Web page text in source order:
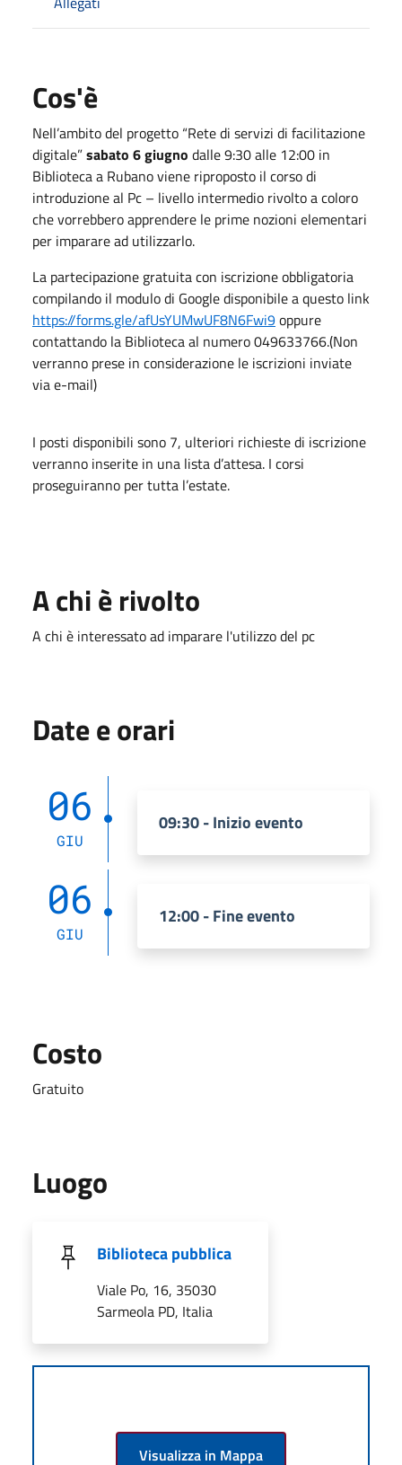
Cos'è
Nell’ambito del progetto “Rete di servizi di facilitazione
digitale”sabato 6 giugno dalle 9:30 alle 12:00 in
Biblioteca a Rubano viene riproposto il corso di
introduzione al Pc – livello intermedio rivolto a coloro
che vorrebbero apprendere le prime nozioni elementari
per imparare ad utilizzarlo.
La partecipazione gratuita con iscrizione obbligatoria
compilando il modulo di Google disponibile a questo link
https://forms.gle/afUsYUMwUF8N6Fwi9oppure
contattando la Biblioteca al numero 049633766.(Non
verranno prese in considerazione le iscrizioni inviate
via e-mail)
I posti disponibili sono 7, ulteriori richieste di iscrizione
verranno inserite in una lista d’attesa. I corsi
proseguiranno per tutta l’estate.
A chi è rivolto
A chi è interessato ad imparare l'utilizzo del pc
Date e orari
06
GIU
09:30 - Inizio evento
06
GIU
12:00 - Fine evento
Costo
Gratuito
Luogo
Biblioteca pubblica
Viale Po, 16, 35030
Sarmeola PD, Italia
Visualizza in Mappa